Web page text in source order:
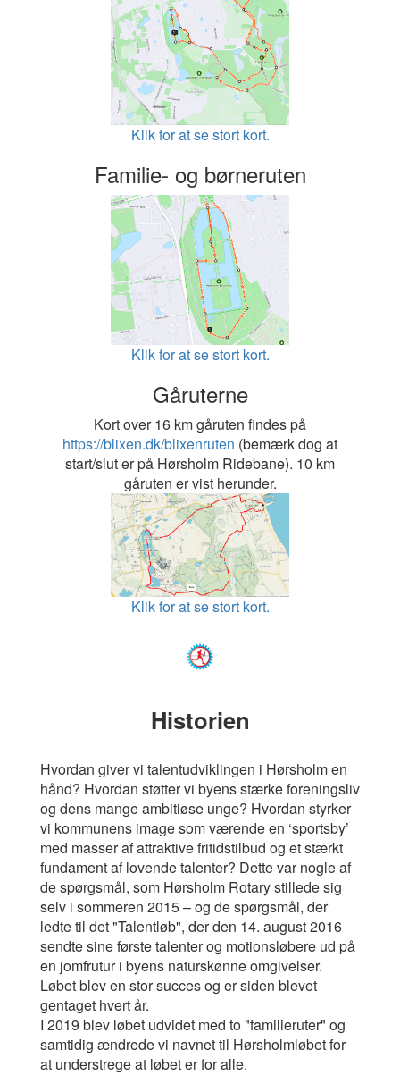
Klik for at se stort kort.
Familie- og børneruten
Klik for at se stort kort.
Gåruterne
Kort over 16 km gåruten findes på
https://blixen.dk/blixenruten (bemærk dog at
start/slut er på Hørsholm Ridebane). 10 km
gåruten er vist herunder.
Klik for at se stort kort.
Historien
Hvordan giver vi talentudviklingen i Hørsholm en
hånd? Hvordan støtter vi byens stærke foreningsliv
og dens mange ambitiøse unge? Hvordan styrker
vi kommunens image som værende en ‘sportsby’
med masser af attraktive fritidstilbud og et stærkt
fundament af lovende talenter? Dette var nogle af
de spørgsmål, som Hørsholm Rotary stillede sig
selv i sommeren 2015 – og de spørgsmål, der
ledte til det "Talentløb", der den 14. august 2016
sendte sine første talenter og motionsløbere ud på
en jomfrutur i byens naturskønne omgivelser.
Løbet blev en stor succes og er siden blevet
gentaget hvert år.
I 2019 blev løbet udvidet med to "familieruter" og
samtidig ændrede vi navnet til Hørsholmløbet for
at understrege at løbet er for alle.